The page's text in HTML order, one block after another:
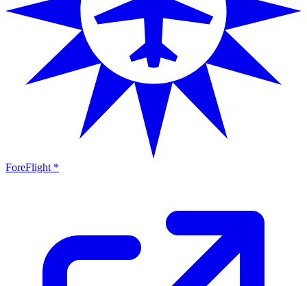
ForeFlight *